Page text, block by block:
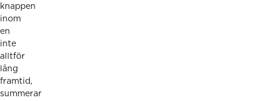
knappen
inom
en
inte
alltför
lång
framtid,
summerar